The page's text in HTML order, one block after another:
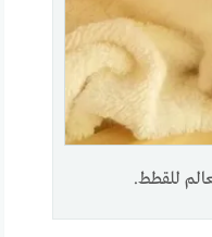
للقطط.